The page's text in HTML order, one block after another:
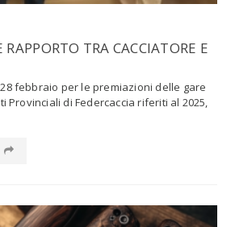
RAPPORTO TRA CACCIATORE E
febbraio per le premiazioni delle gare
Provinciali di Federcaccia riferiti al 2025,